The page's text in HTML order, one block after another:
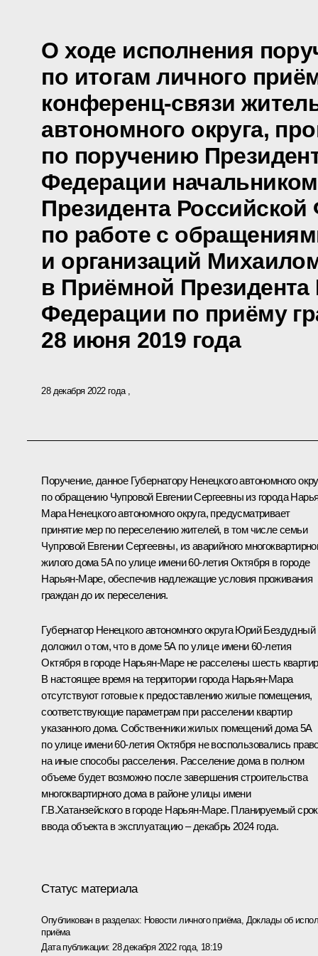
О ходе исполнения
по итогам личного
конференц-связи
автономного округа,
по поручению
Федерации
Президента
по работе с
и организаций
в Приёмной Президента
Федерации по приёму
28 июня 2019 года
28 декабря 2022 года
Поручение, данное Губернатору Ненецкого автономного
по обращению Чупровой Евгении Сергеевны из города
Мара Ненецкого автономного округа, предусматривает
принятие мер по переселению жителей, в том числе семьи
Чупровой Евгении Сергеевны, из аварийного
жилого дома 5А по улице имени 60-летия Октября в городе
Нарьян-Маре, обеспечив надлежащие условия проживания
граждан до их переселения.
Губернатор Ненецкого автономного округа Юрий Бездудный
доложил о том, что в доме 5А по улице имени 60-летия
Октября в городе Нарьян-Маре не расселены шесть
В настоящее время на территории города Нарьян-Мара
отсутствуют готовые к предоставлению жилые помещения,
соответствующие параметрам при расселении квартир
указанного дома. Собственники жилых помещений дома 5А
по улице имени 60-летия Октября не воспользовались
на иные способы расселения. Расселение дома в полном
объеме будет возможно после завершения строительства
многоквартирного дома в районе улицы имени
Г.В.Хатанзейского в городе Нарьян-Маре. Планируемый срок
ввода объекта в эксплуатацию – декабрь 2024 года.
Статус материала
Опубликован в разделах: Новости личного приёма, Доклады об
приёма
Дата публикации: 28 декабря 2022 года, 18:19